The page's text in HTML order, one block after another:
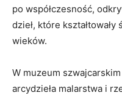
po​ współczesność,
⁢dzieł, ​które
⁣wieków.
W muzeum
arcydzieła malarstwa​ i⁣